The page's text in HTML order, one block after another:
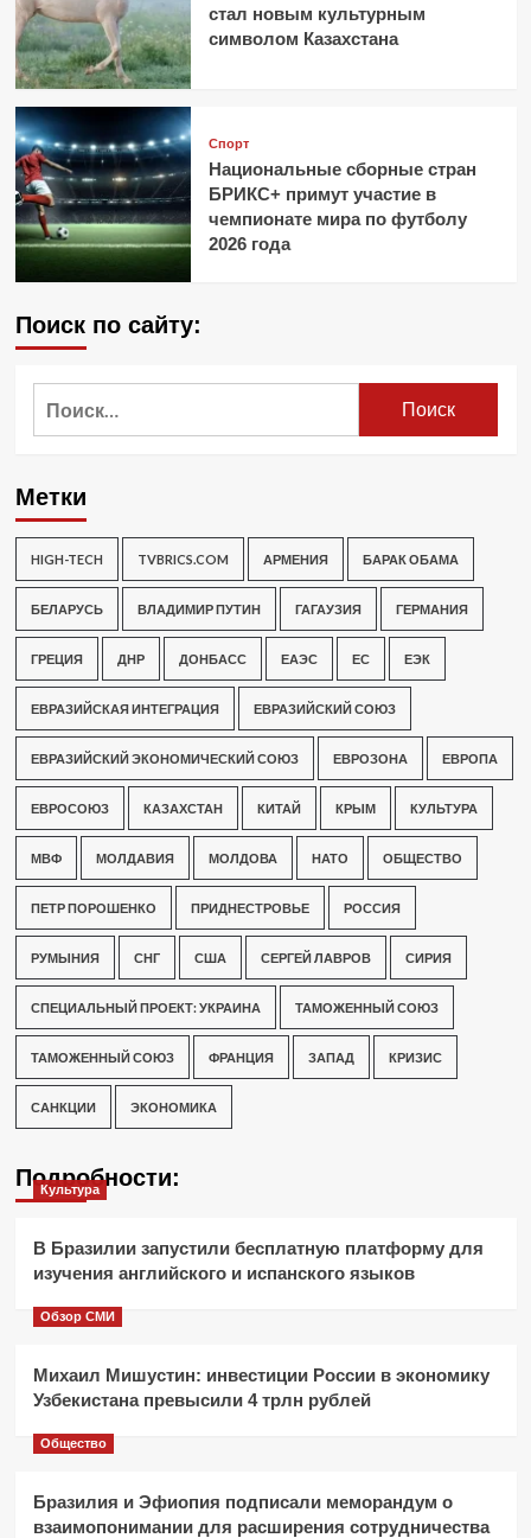
стал новым культурным
символом Казахстана
Спорт
Национальные сборные стран
БРИКС+ примут участие в
чемпионате мира по футболу
2026 года
Поиск по сайту:
Метки
HIGH-TECH TVBRICS.COM АРМЕНИЯ БАРАК ОБАМА
БЕЛАРУСЬ ВЛАДИМИР ПУТИН ГАГАУЗИЯ ГЕРМАНИЯ
ГРЕЦИЯ ДНР ДОНБАСС ЕАЭС ЕС ЕЭК
ЕВРАЗИЙСКАЯ ИНТЕГРАЦИЯ ЕВРАЗИЙСКИЙ СОЮЗ
ЕВРАЗИЙСКИЙ ЭКОНОМИЧЕСКИЙ СОЮЗ ЕВРОЗОНА ЕВРОПА
ЕВРОСОЮЗ КАЗАХСТАН КИТАЙ КРЫМ КУЛЬТУРА
МВФ МОЛДАВИЯ МОЛДОВА НАТО ОБЩЕСТВО
ПЕТР ПОРОШЕНКО ПРИДНЕСТРОВЬЕ РОССИЯ
РУМЫНИЯ СНГ США СЕРГЕЙ ЛАВРОВ СИРИЯ
СПЕЦИАЛЬНЫЙ ПРОЕКТ: УКРАИНА ТАМОЖЕННЫЙ СОЮЗ
ТАМОЖЕННЫЙ СОЮЗ ФРАНЦИЯ ЗАПАД КРИЗИС
САНКЦИИ ЭКОНОМИКА
Подробности:
Культура
В Бразилии запустили бесплатную платформу для
изучения английского и испанского языков
Обзор СМИ
Михаил Мишустин: инвестиции России в экономику
Узбекистана превысили 4 трлн рублей
Общество
Бразилия и Эфиопия подписали меморандум о
взаимопонимании для расширения сотрудничества